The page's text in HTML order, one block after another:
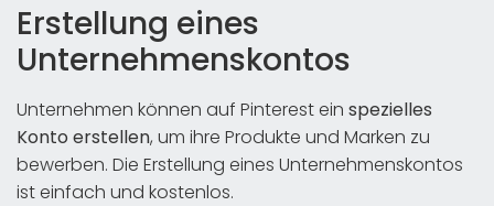
Erstellung eines
Unternehmenskontos
Unternehmen können auf Pinterest ein spezielles
Konto erstellen, um ihre Produkte und Marken zu
bewerben. Die Erstellung eines Unternehmenskontos
ist einfach und kostenlos.